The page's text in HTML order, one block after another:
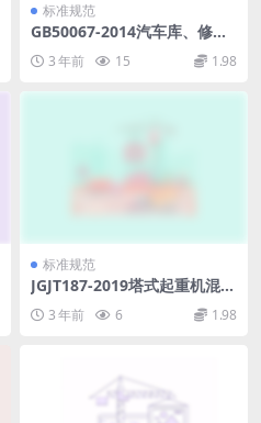
标准规范
GB50067-2014汽车库、修车
库、停车场设计防火规范.pdf
3 年前 15 1.98
标准规范
JGJT187-2019塔式起重机混凝
土基础工程技术标准(1).pdf
3 年前 6 1.98